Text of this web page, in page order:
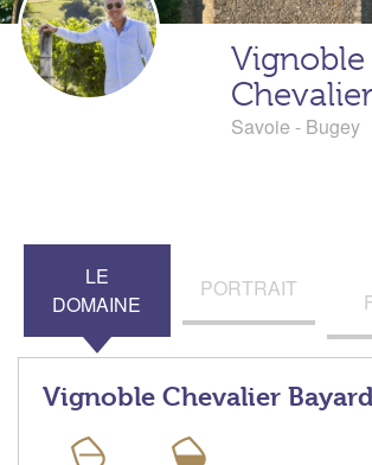
Vignoble
Savoie - Bugey
LE
DOMAINE
PORTRAIT
Vignoble Chevalier